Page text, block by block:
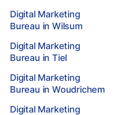
Digital Marketing
Bureau in Wilsum
Digital Marketing
Bureau in Tiel
Digital Marketing
Bureau in Woudrichem
Digital Marketing